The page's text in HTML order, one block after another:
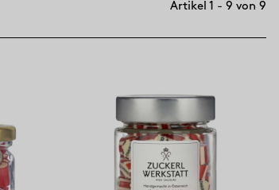
Artikel 1 - 9 von 9